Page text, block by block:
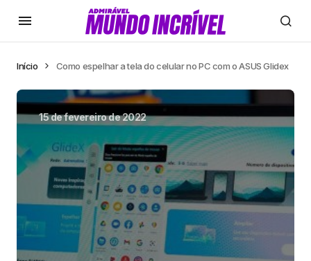
Início Como espelhar a tela do celular no PC com o ASUS Glidex
15 de fevereiro de 2022